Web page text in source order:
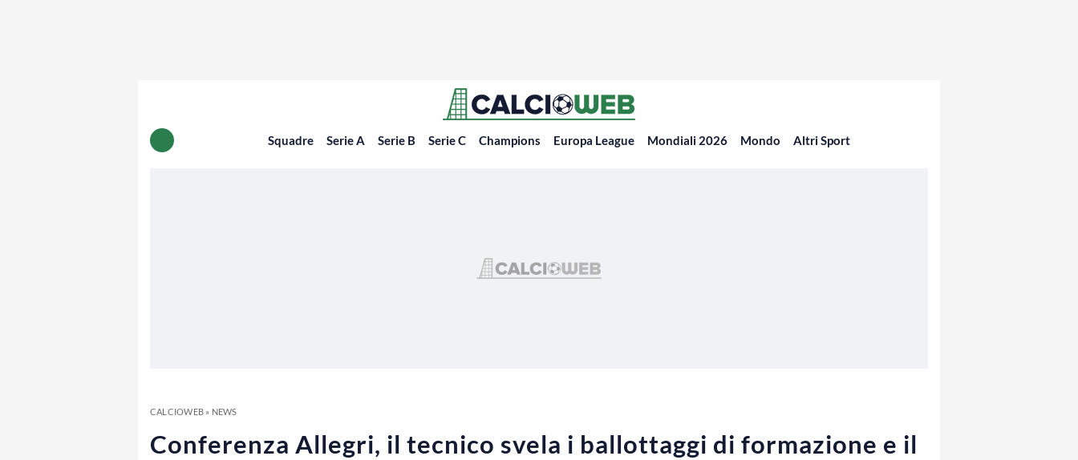
Squadre Serie A Serie B Serie C Champions Europa League Mondiali 2026 Mondo Altri Sport
CALCIOWEB» NEWS
Conferenza Allegri, il tecnico svela i ballottaggi di formazione e il